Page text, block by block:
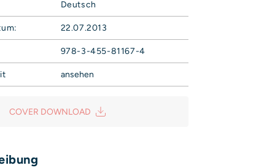
Deutsch
22.07.2013
978-3-455-81167-4
ansehen
entsprechend Art. 9 Abs. 7 S. 2 der
COVER DOWNLOAD